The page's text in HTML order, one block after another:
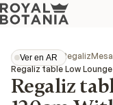
Ver en AR
Ver en AR
Colecciones Regaliz
Regaliz table Low
Regaliz